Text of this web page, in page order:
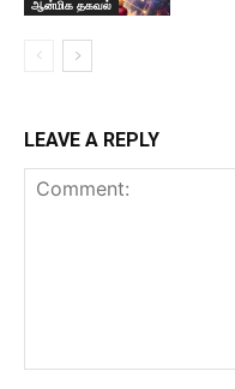
ஆன்மிக தகவல்
LEAVE A REPLY